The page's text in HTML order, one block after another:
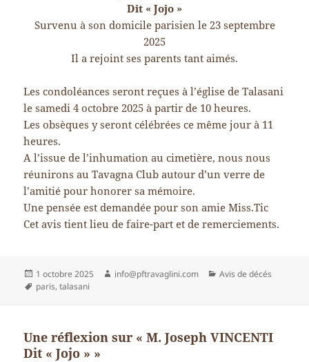
Dit « Jojo »
Survenu à son domicile parisien le 23 septembre
2025
Il a rejoint ses parents tant aimés.
Les condoléances seront reçues à l’église de Talasani
le samedi 4 octobre 2025 à partir de 10 heures.
Les obsèques y seront célébrées ce même jour à 11
heures.
A l’issue de l’inhumation au cimetière, nous nous
réunirons au Tavagna Club autour d’un verre de
l’amitié pour honorer sa mémoire.
Une pensée est demandée pour son amie Miss.Tic
Cet avis tient lieu de faire-part et de remerciements.
Publié
le
1 octobre 2025 Auteur
info@pftravaglini.com Catégories
Avis de décés
Mots-
paris,talasani
Une réflexion sur « M. Joseph VINCENTI
Dit « Jojo » »